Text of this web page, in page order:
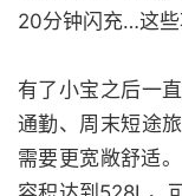
20分钟闪充…这些
有了小宝之后一
通勤、周末短途
需要更宽敞舒适